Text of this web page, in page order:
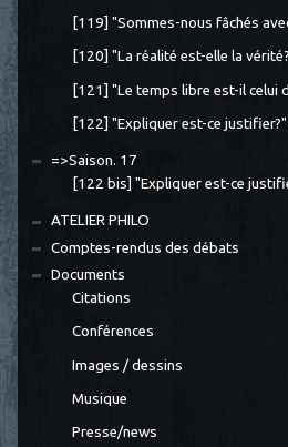
[119] "Sommes-nous fâchés
[120] "La réalité est-elle la
[121] "Le temps libre est-il celui
[122] "Expliquer est-ce justifier?"
=>Saison. 17
[122 bis] "Expliquer est-ce
ATELIER PHILO
Comptes-rendus des débats
Documents
Citations
Conférences
Images / dessins
Musique
Presse/news